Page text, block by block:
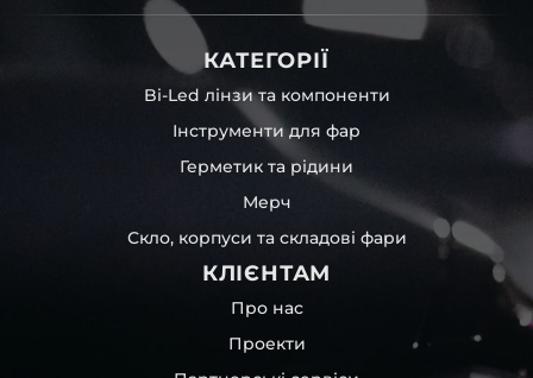
КАТЕГОРІЇ
Bi-Led лінзи та компоненти
Інструменти для фар
Герметик та рідини
Мерч
Скло, корпуси та складові фари
КЛІЄНТАМ
Про нас
Проекти